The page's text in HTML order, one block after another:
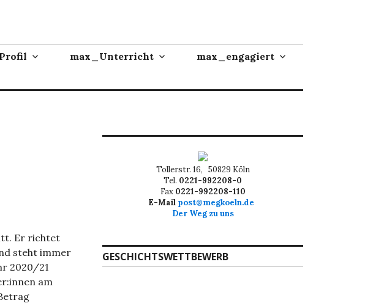
max_Unterricht
max_engagiert
Er richtet
steht immer
2020/21
am
Tollerstr. 16, 50829 Köln
Tel. 0221-992208-0
Fax 0221-992208-110
E-Mail post@megkoeln.de
Der Weg zu uns
GESCHICHTSWETTBEWERB